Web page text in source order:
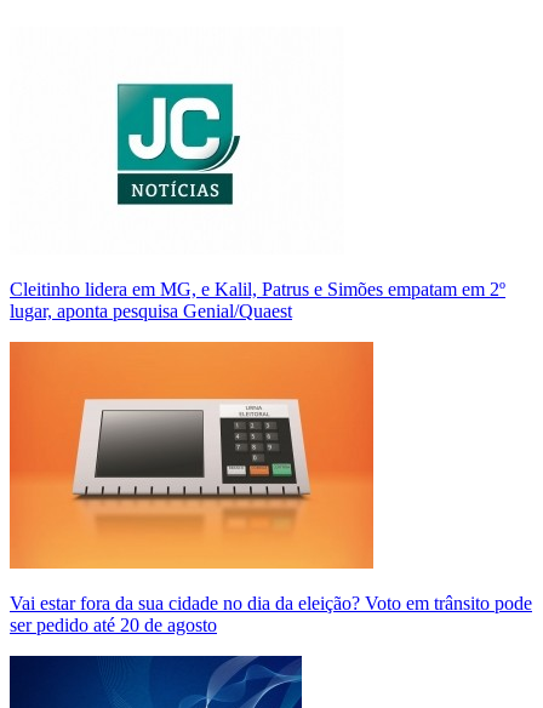
Cleitinho lidera em MG, e Kalil, Patrus e Simões empatam em 2º
lugar, aponta pesquisa Genial/Quaest
Vai estar fora da sua cidade no dia da eleição? Voto em trânsito pode
ser pedido até 20 de agosto